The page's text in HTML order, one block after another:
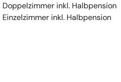
inkl. Halbpension
inkl. Halbpension